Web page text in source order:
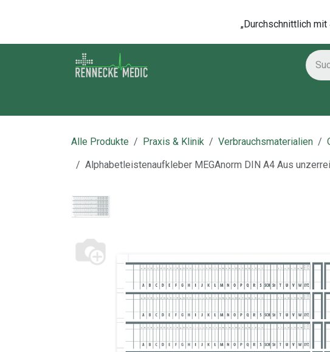
„Durchschnittlich mi​t
Alle Produkte Praxis & Klinik Verbrauchsmaterialien
Alphabetleistenaufkleber MEGAnorm DIN A4 Aus